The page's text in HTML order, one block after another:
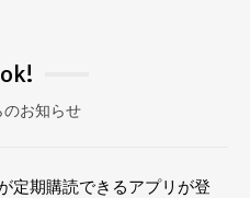
のお知らせ
定期購読できるアプリが登